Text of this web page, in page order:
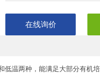
在线询价
温两种，能满足大部分有机